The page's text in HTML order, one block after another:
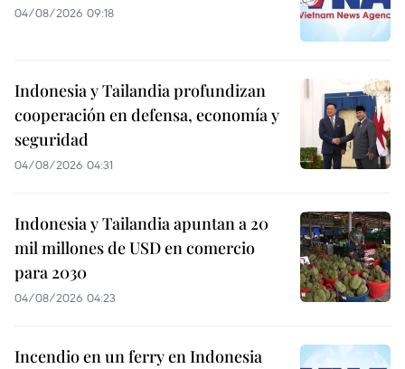
04/08/2026 09:18
Indonesia y Tailandia profundizan
cooperación en defensa, economía y
seguridad
04/08/2026 04:31
Indonesia y Tailandia apuntan a 20
mil millones de USD en comercio
para 2030
04/08/2026 04:23
Incendio en un ferry en Indonesia